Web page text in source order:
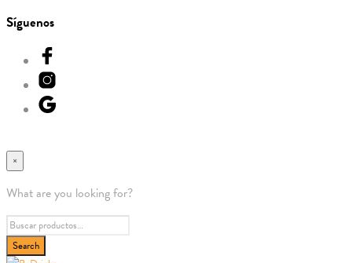
Síguenos
×
What are you looking for?